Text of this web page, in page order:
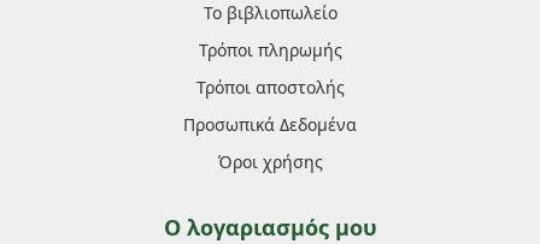
Το βιβλιοπωλείο
Τρόποι πληρωμής
Τρόποι αποστολής
Προσωπικά Δεδομένα
Όροι χρήσης
Ο λογαριασμός μου